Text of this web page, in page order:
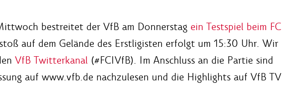
bestreitet der VfB am Donnerstag ein Testspiel beim FC
auf dem Gelände des Erstligisten erfolgt um 15:30 Uhr. Wir
VfB Twitterkanal (#FCIVfB). Im Anschluss an die Partie sind
auf www.vfb.de nachzulesen und die Highlights auf VfB TV